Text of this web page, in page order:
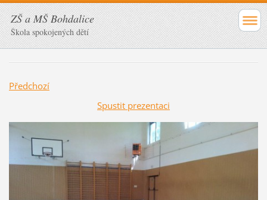
ZŠ a MŠ Bohdalice
Škola spokojených dětí
Předchozí
Spustit prezentaci